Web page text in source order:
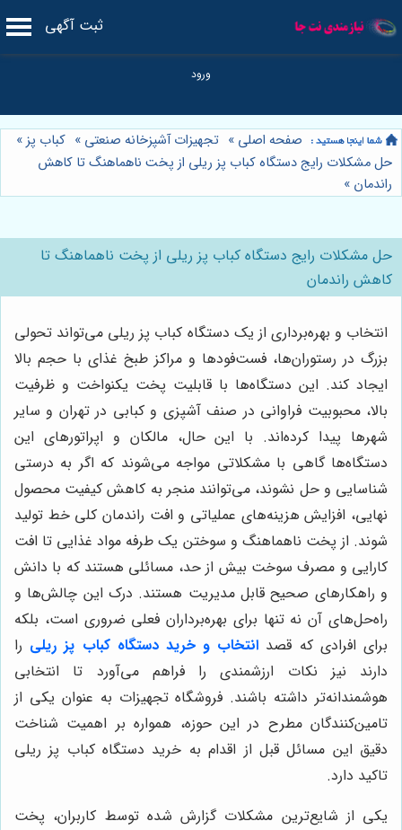
ثبت آگهی
صفحه اصلی » تجهیزات آشپزخانه صنعتی » کباب پز»
حل مشکلات رایج دستگاه کباب پز ریلی از پخت ناهماهنگ تا کاهش
راندمان »
حل مشکلات رایج دستگاه کباب پز ریلی از پخت ناهماهنگ تا
کاهش راندمان
انتخاب و بهره‌برداری از یک دستگاه کباب پز ریلی می‌تواند تحولی
بزرگ در رستوران‌ها، فست‌فودها و مراکز طبخ غذای با حجم بالا
ایجاد کند. این دستگاه‌ها با قابلیت پخت یکنواخت و ظرفیت
بالا، محبوبیت فراوانی در صنف آشپزی و کبابی در تهران و سایر
شهرها پیدا کرده‌اند. با این حال، مالکان و اپراتورهای این
دستگاه‌ها گاهی با مشکلاتی مواجه می‌شوند که اگر به درستی
شناسایی و حل نشوند، می‌توانند منجر به کاهش کیفیت محصول
نهایی، افزایش هزینه‌های عملیاتی و افت راندمان کلی خط تولید
شوند. از پخت ناهماهنگ و سوختن یک طرفه مواد غذایی تا افت
کارایی و مصرف سوخت بیش از حد، مسائلی هستند که با دانش
و راهکارهای صحیح قابل مدیریت هستند. درک این چالش‌ها و
راه‌حل‌های آن نه تنها برای بهره‌برداران فعلی ضروری است، بلکه
برای افرادی که قصد انتخاب و خرید دستگاه کباب پز ریلی را
دارند نیز نکات ارزشمندی را فراهم می‌آورد تا انتخابی
هوشمندانه‌تر داشته باشند. فروشگاه تجهیزات به عنوان یکی از
تامین‌کنندگان مطرح در این حوزه، همواره بر اهمیت شناخت
دقیق این مسائل قبل از اقدام به خرید دستگاه کباب پز ریلی
تاکید دارد.
یکی از شایع‌ترین مشکلات گزارش شده توسط کاربران، پخت